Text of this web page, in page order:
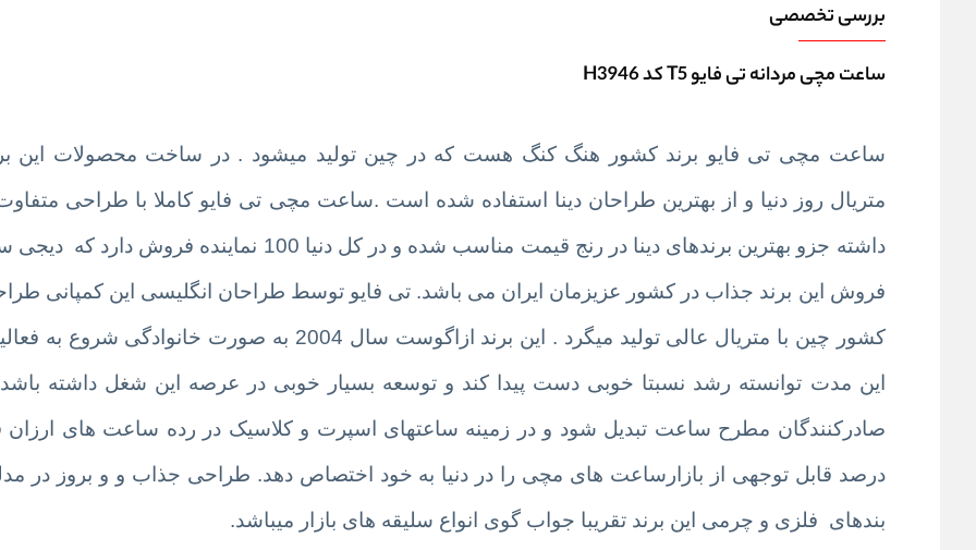
بررسی تخصصی
ساعت مچی مردانه تی فایو T5 کد H3946
ساعت مچی تی فایو برند کشور هنگ کنگ هست که در چین تولید میشود . در ساخت محصولات این
متریال روز دنیا و از بهترین طراحان دینا استفاده شده است .ساعت مچی تی فایو کاملا با طراحی
داشته جزو بهترین برندهای دینا در رنج قیمت مناسب شده و در کل دنیا 100 نماینده فروش دارد که
دیجی
فروش این برند جذاب در کشور عزیزمان ایران می باشد. تی فایو توسط طراحان انگلیسی این کمپانی
کشور چین با متریال عالی تولید میگرد . این برند ازاگوست سال 2004 به صورت
این مدت توانسته رشد نسبتا خوبی دست پیدا کند و توسعه بسیار خوبی در عرصه این شغل داشته باشد
صادرکنندگان مطرح ساعت تبدیل شود و در زمینه ساعتهای اسپرت و کلاسیک در رده ساعت های ارزان
درصد قابل توجهی از بازارساعت های مچی را در دنیا به خود اختصاص دهد. طراحی جذاب و و بروز در
بندهای فلزی و چرمی این برند تقریبا جواب گوی انواع سلیقه های بازار میباشد.